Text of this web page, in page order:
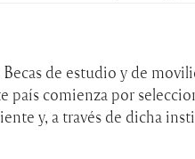
de estudio y de
país comienza por
y, a través de dicha